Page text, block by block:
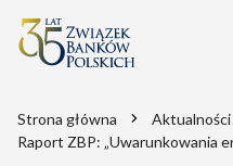
Strona główna Aktualności
Raport ZBP: „Uwarunkowania